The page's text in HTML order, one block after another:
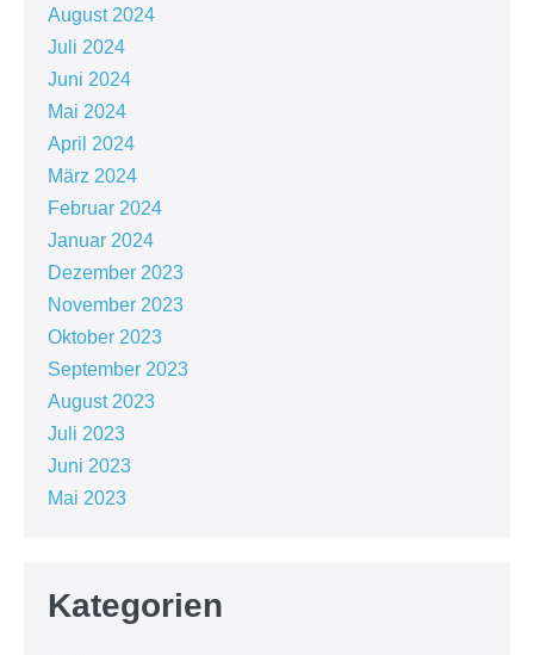
August 2024
Juli 2024
Juni 2024
Mai 2024
April 2024
März 2024
Februar 2024
Januar 2024
Dezember 2023
November 2023
Oktober 2023
September 2023
August 2023
Juli 2023
Juni 2023
Mai 2023
Kategorien